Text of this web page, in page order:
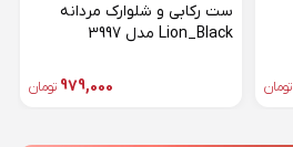
تومان
ست رکابی و شلوارک مردانه
Lion_Black مدل 3997
979,000 تومان